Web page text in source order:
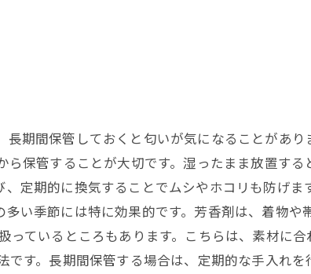
期間保管しておくと匂いが気になることがあ
保管することが大切です。湿ったまま放置す
定期的に換気することでムシやホコリも防げ
い季節には特に効果的です。芳香剤は、着物
っているところもあります。こちらは、素材に
す。長期間保管する場合は、定期的な手入れ